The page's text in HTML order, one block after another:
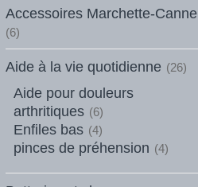
Accessoires Marchette-Canne
(6)
Aide à la vie quotidienne (26)
Aide pour douleurs
arthritiques (6)
Enfiles bas (4)
pinces de préhension (4)